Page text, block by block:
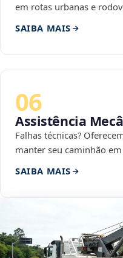
em rotas urbanas e
SAIBA MAIS
06
Assistência
Falhas técnicas?
manter seu caminhão
SAIBA MAIS